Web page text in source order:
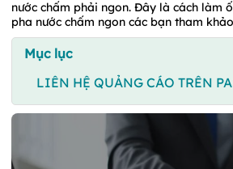
nước chấm phải ngon. Đây là cách làm
pha nước chấm ngon các bạn tham
Mục lục
LIÊN HỆ QUẢNG CÁO TRÊN